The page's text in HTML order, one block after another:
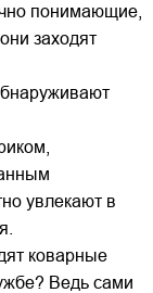
понимающие,
заходят
увлекают в
коварные
Ведь сами